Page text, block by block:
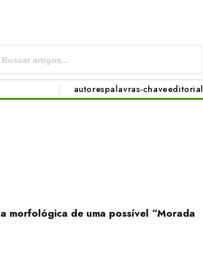
autorespalavras-chaveeditorial
morfológica de uma possível “Morada